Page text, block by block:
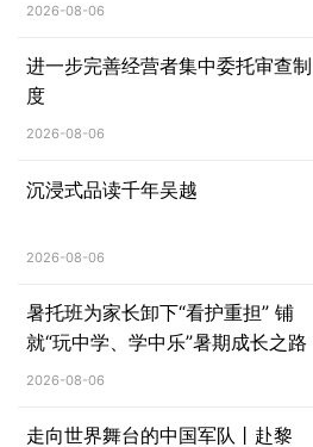
2026-08-06
进一步完善经营者集中委托审查制
度
2026-08-06
沉浸式品读千年吴越
2026-08-06
暑托班为家长卸下“看护重担” 铺
就“玩中学、学中乐”暑期成长之路
2026-08-06
走向世界舞台的中国军队丨赴黎